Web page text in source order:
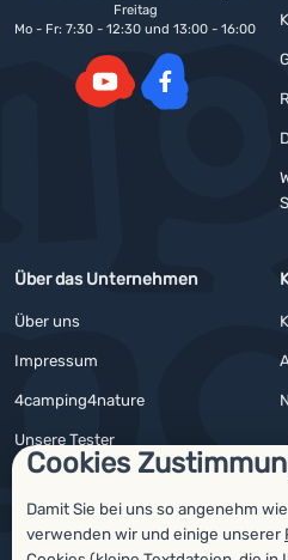
Cookies
Damit Sie bei uns so angenehm
verwenden wir und einige unserer
Über das Unternehmen
Über uns
Impressum
4camping4nature
Unsere Tester
Freitag
Mo - Fr: 7:30 - 12:30 und 13:00 - 16:00
Auszeichnungen